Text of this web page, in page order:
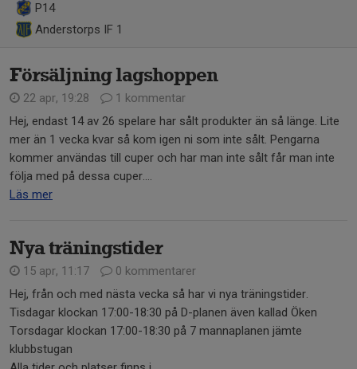
P14
Anderstorps IF 1
Försäljning lagshoppen
22 apr, 19:28
1 kommentar
Hej, endast 14 av 26 spelare har sålt produkter än så länge. Lite
mer än 1 vecka kvar så kom igen ni som inte sålt. Pengarna
kommer användas till cuper och har man inte sålt får man inte
följa med på dessa cuper....
Läs mer
Nya träningstider
15 apr, 11:17
0 kommentarer
Hej, från och med nästa vecka så har vi nya träningstider.
Tisdagar klockan 17:00-18:30 på D-planen även kallad Öken
Torsdagar klockan 17:00-18:30 på 7 mannaplanen jämte
klubbstugan